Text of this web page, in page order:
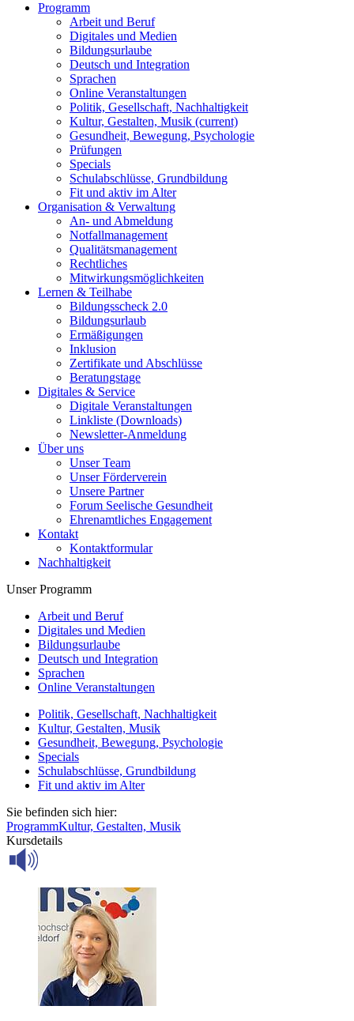
Programm
Arbeit und Beruf
Digitales und Medien
Bildungsurlaube
Deutsch und Integration
Sprachen
Online Veranstaltungen
Politik, Gesellschaft, Nachhaltigkeit
Kultur, Gestalten, Musik (current)
Gesundheit, Bewegung, Psychologie
Prüfungen
Specials
Schulabschlüsse, Grundbildung
Fit und aktiv im Alter
Organisation & Verwaltung
An- und Abmeldung
Notfallmanagement
Qualitätsmanagement
Rechtliches
Mitwirkungsmöglichkeiten
Lernen & Teilhabe
Bildungsscheck 2.0
Bildungsurlaub
Ermäßigungen
Inklusion
Zertifikate und Abschlüsse
Beratungstage
Digitales & Service
Digitale Veranstaltungen
Linkliste (Downloads)
Newsletter-Anmeldung
Über uns
Unser Team
Unser Förderverein
Unsere Partner
Forum Seelische Gesundheit
Ehrenamtliches Engagement
Kontakt
Kontaktformular
Nachhaltigkeit
Unser Programm
Arbeit und Beruf
Digitales und Medien
Bildungsurlaube
Deutsch und Integration
Sprachen
Online Veranstaltungen
Politik, Gesellschaft, Nachhaltigkeit
Kultur, Gestalten, Musik
Gesundheit, Bewegung, Psychologie
Specials
Schulabschlüsse, Grundbildung
Fit und aktiv im Alter
Sie befinden sich hier:
ProgrammKultur, Gestalten, Musik
Kursdetails